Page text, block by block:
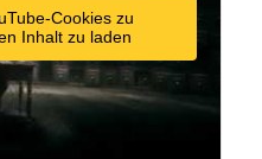
Cookies zu
Inhalt zu laden